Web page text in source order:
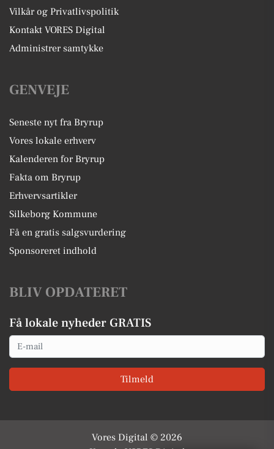
Vilkår og Privatlivspolitik
Kontakt VORES Digital
Administrer samtykke
GENVEJE
Seneste nyt fra Bryrup
Vores lokale erhverv
Kalenderen for Bryrup
Fakta om Bryrup
Erhvervsartikler
Silkeborg Kommune
Få en gratis salgsvurdering
Sponsoreret indhold
BLIV OPDATERET
Få lokale nyheder GRATIS
Email
Tilmeld
Vores Digital © 2026